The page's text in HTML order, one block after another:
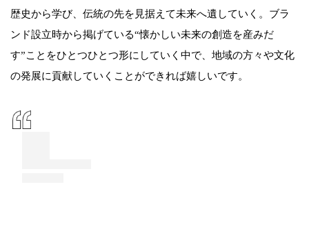
歴史から学び、伝統の先を見据えて未来へ遺していく。ブラ
ンド設立時から掲げている“懐かしい未来の創造を産みだ
す”ことをひとつひとつ形にしていく中で、地域の方々や文化
の発展に貢献していくことができれば嬉しいです。